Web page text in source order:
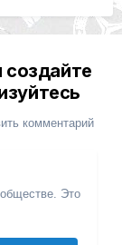
комментарий
Это